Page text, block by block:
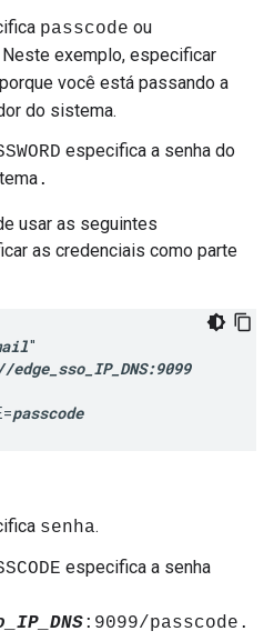
passcode ou
Neste exemplo, especificar
porque você está passando a
do sistema.
especifica a senha do
.
usar as seguintes
as credenciais como parte
"
passcode
senha.
especifica a senha
:9099/passcode.